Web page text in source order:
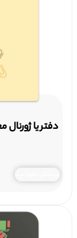
دفتر یا
بیشتر بخوانید